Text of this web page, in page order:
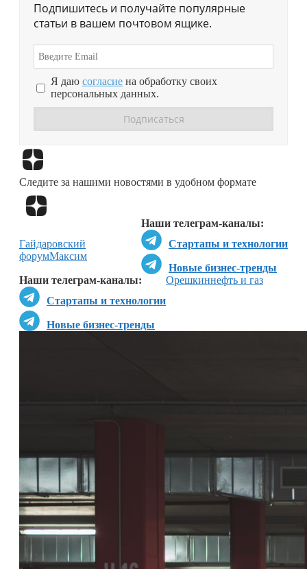
Подпишитесь и получайте популярные
статьи в вашем почтовом ящике.
Я даю согласие на обработку своих
персональных данных.
Следите за нашими новостями в удобном формате
Наши телеграм-каналы:
Стартапы и технологии
Новые бизнес-тренды
Наши телеграм-каналы:
Стартапы и технологии
Новые бизнес-тренды
Гайдаровский
форумМаксим
Орешкиннефть и газ